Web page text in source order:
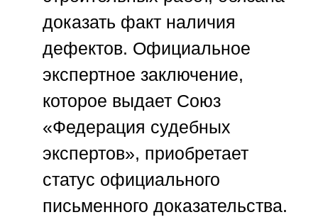
доказать факт наличия
дефектов. Официальное
экспертное заключение,
которое выдает Союз
«Федерация судебных
экспертов», приобретает
статус официального
письменного доказательства.